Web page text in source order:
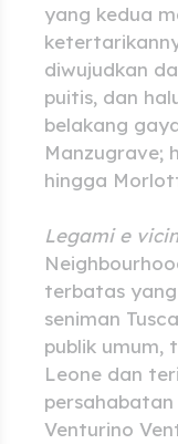
yang kedua
diwujudkan
puitis, dan
belakang
Manzugrave;
hingga
Legami e
terbatas
seniman
publik umum,
Leone dan
Venturino